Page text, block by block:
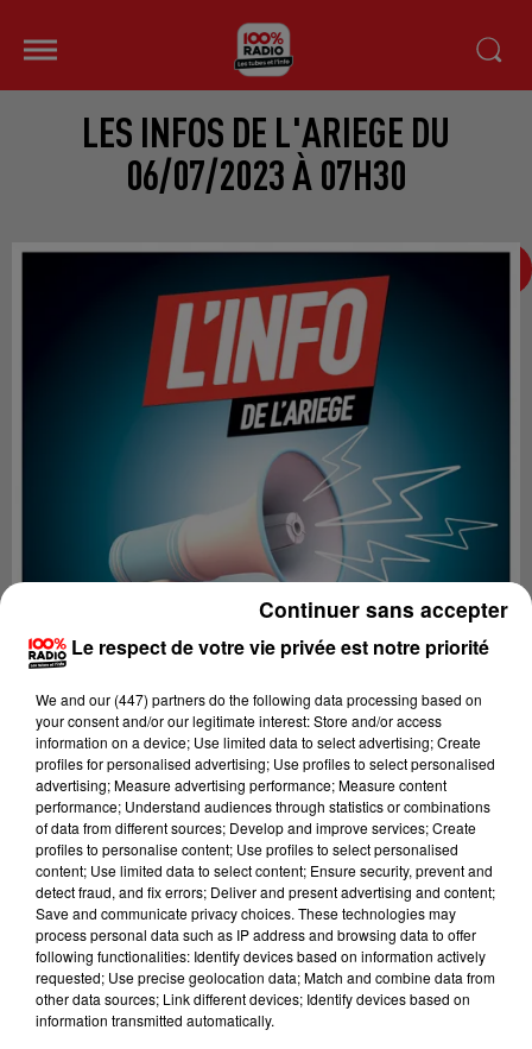
LES INFOS DE L'ARIEGE DU
06/07/2023 À 07H30
Lecture (4 min 17 sec)
100%
100% Radio les infos de l'Ariege
Le respect de votre vie privée est notre priorité
We and our (447) partnersdo the following data processing based on
your consent and/or our legitimate interest: Store and/or access
information on a device; Use limited data to select advertising; Create
profiles for personalised advertising; Use profiles to select personalised
advertising; Measure advertising performance; Measure content
performance; Understand audiences through statistics or combinations
of data from different sources; Develop and improve services; Create
profiles to personalise content; Use profiles to select personalised
content; Use limited data to select content; Ensure security, prevent and
detect fraud, and fix errors; Deliver and present advertising and content;
Save and communicate privacy choices. These technologies may
process personal data such as IP address and browsing data to offer
following functionalities: Identify devices based on information actively
requested; Use precise geolocation data; Match and combine data from
other data sources; Link different devices; Identify devices based on
information transmitted automatically.
Continuer sans accepter